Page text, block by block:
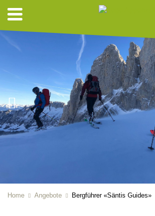
Home Angebote Bergführer «Säntis Guides»